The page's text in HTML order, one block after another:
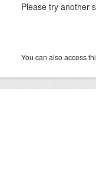
Please try another
You can also access